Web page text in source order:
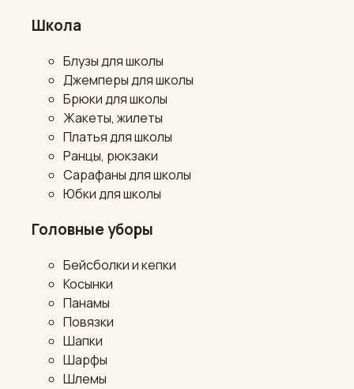
Школа
Блузы для школы
Джемперы для школы
Брюки для школы
Жакеты, жилеты
Платья для школы
Ранцы, рюкзаки
Сарафаны для школы
Юбки для школы
Головные уборы
Бейсболки и кепки
Косынки
Панамы
Повязки
Шапки
Шарфы
Шлемы